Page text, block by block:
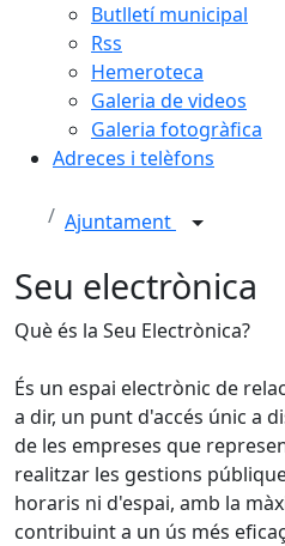
Butlletí municipal
Rss
Hemeroteca
Galeria de videos
Galeria fotogràfica
Adreces i telèfons
Ajuntament
Seu electrònica
Què és la Seu Electrònica?
És un espai electrònic de
a dir, un punt d'accés únic a
de les empreses que
realitzar les gestions
horaris ni d'espai, amb la
contribuint a un ús més